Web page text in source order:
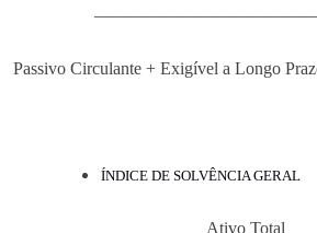
Passivo Circulante + Exigível a Longo
ÍNDICE DE SOLVÊNCIA GERAL
Ativo Total